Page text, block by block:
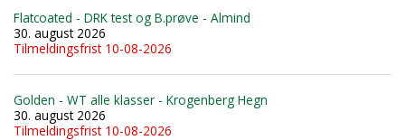
Flatcoated - DRK test og B.prøve - Almind
30. august 2026
Tilmeldingsfrist 10-08-2026
Golden - WT alle klasser - Krogenberg Hegn
30. august 2026
Tilmeldingsfrist 10-08-2026